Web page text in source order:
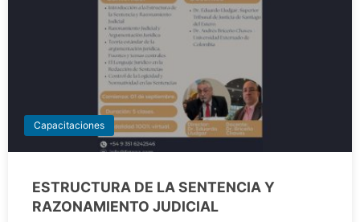
Capacitaciones
ESTRUCTURA DE LA SENTENCIA Y
RAZONAMIENTO JUDICIAL